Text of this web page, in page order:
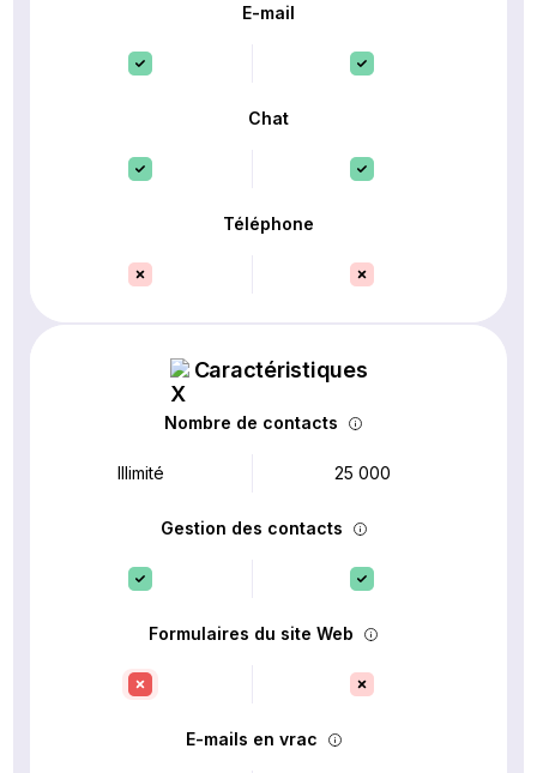
E-mail
Chat
Téléphone
Caractéristiques
Nombre de contacts
Illimité 25 000
Gestion des contacts
Formulaires du site Web
E-mails en vrac